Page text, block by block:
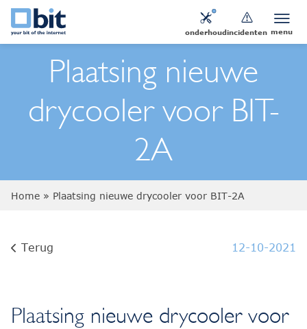
onderhoudincidenten menu
Plaatsing nieuwe
drycooler voor BIT-
2A
Home » Plaatsing nieuwe drycooler voor BIT-2A
Terug 12-10-2021
Plaatsing nieuwe drycooler voor